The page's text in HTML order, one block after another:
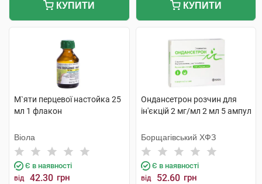
КУПИТИ КУПИТИ
М`яти перцевої настойка 25
мл 1 флакон
Віола
Є в наявності
від 42.30 грн
Ондансетрон розчин для
ін'єкцій 2 мг/мл 2 мл 5 ампул
Борщагівський ХФЗ
Є в наявності
від 52.60 грн